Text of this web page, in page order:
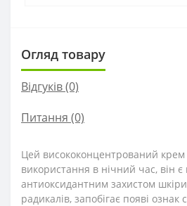
Огляд товару
Відгуків (0)
Питання (0)
Цей висококонцентрований
використання в нічний час, він
антиоксидантним захистом шкіри
радикалів, запобігає появі ознак